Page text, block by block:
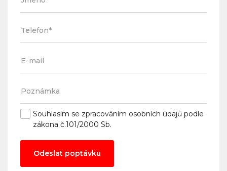
Souhlasím se zpracováním osobních údajů podle
zákona č.101/2000 Sb.
Odeslat poptávku